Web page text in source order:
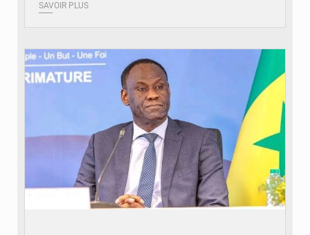
SAVOIR PLUS